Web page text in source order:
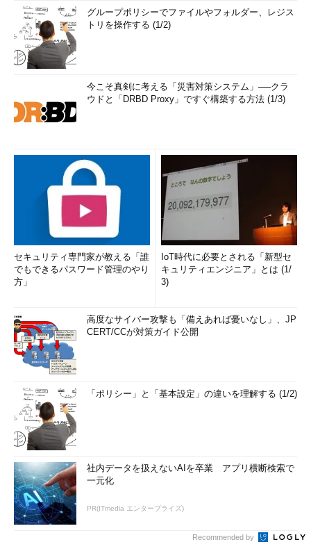
グループポリシーでファイルやフォルダー、レジス
トリを操作する (1/2)
今こそ真剣に考える「災害対策システム」──クラ
ウドと「DRBD Proxy」ですぐ構築する方法 (1/3)
セキュリティ専門家が教える「誰
でもできるパスワード管理のやり
方」
IoT時代に必要とされる「新型セ
キュリティエンジニア」とは (1/
3)
高度なサイバー攻撃も「備えあれば憂いなし」、JP
CERT/CCが対策ガイド公開
「ポリシー」と「基本設定」の違いを理解する (1/2)
社内データを扱えないAIを卒業 アプリ横断検索で
一元化
PR(ITmedia エンタープライズ)
Recommended by